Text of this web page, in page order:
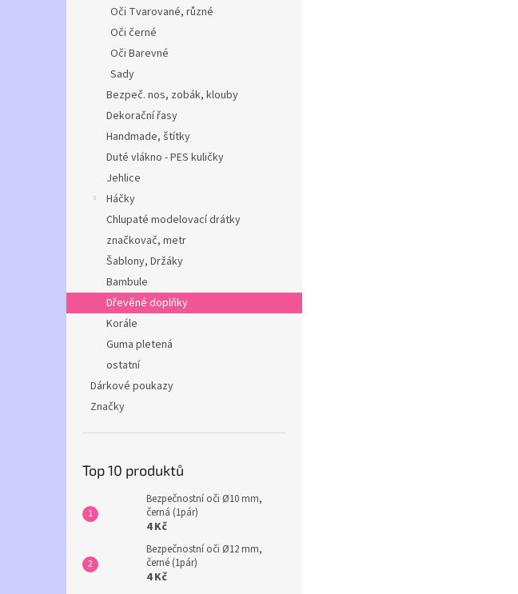
Oči Tvarované, různé
Oči černé
Oči Barevné
Sady
Bezpeč. nos, zobák, klouby
Dekorační řasy
Handmade, štítky
Duté vlákno - PES kuličky
Jehlice
Háčky
Chlupaté modelovací drátky
značkovač, metr
Šablony, Držáky
Bambule
Dřevěné doplňky
Korále
Guma pletená
ostatní
Dárkové poukazy
Značky
Top 10 produktů
Bezpečnostní oči Ø10 mm,
černá (1pár)
4 Kč
Bezpečnostní oči Ø12 mm,
černé (1pár)
4 Kč